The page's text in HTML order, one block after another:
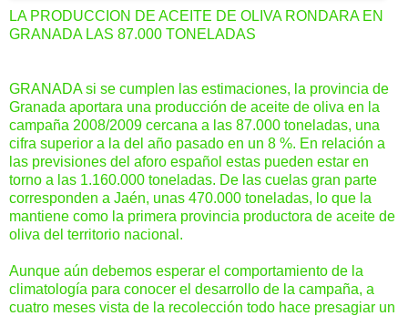
LA PRODUCCION DE ACEITE DE OLIVA RONDARA EN
GRANADA LAS 87.000 TONELADAS
GRANADA si se cumplen las estimaciones, la provincia de
Granada aportara una producción de aceite de oliva en la
campaña 2008/2009 cercana a las 87.000 toneladas, una
cifra superior a la del año pasado en un 8 %. En relación a
las previsiones del aforo español estas pueden estar en
torno a las 1.160.000 toneladas. De las cuelas gran parte
corresponden a Jaén, unas 470.000 toneladas, lo que la
mantiene como la primera provincia productora de aceite de
oliva del territorio nacional.
Aunque aún debemos esperar el comportamiento de la
climatología para conocer el desarrollo de la campaña, a
cuatro meses vista de la recolección todo hace presagiar un